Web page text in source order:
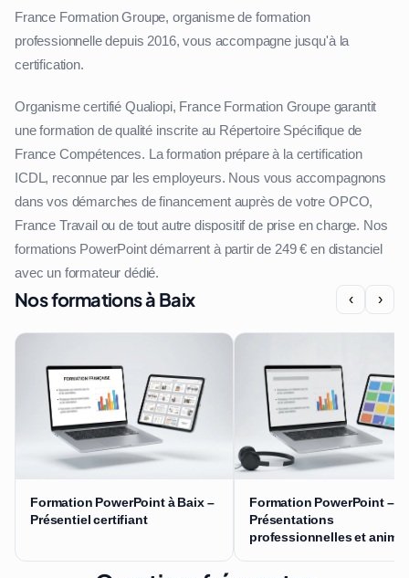
France Formation Groupe, organisme de formation
professionnelle depuis 2016, vous accompagne jusqu'à la
certification.
Organisme certifié Qualiopi, France Formation Groupe garantit
une formation de qualité inscrite au Répertoire Spécifique de
France Compétences. La formation prépare à la certification
ICDL, reconnue par les employeurs. Nous vous accompagnons
dans vos démarches de financement auprès de votre OPCO,
France Travail ou de tout autre dispositif de prise en charge. Nos
formations PowerPoint démarrent à partir de 249 € en distanciel
avec un formateur dédié.
Nos formations à Baix ‹ ›
Formation PowerPoint à Baix –
Présentiel certifiant
Formation PowerPoint –
Présentations
professionnelles et